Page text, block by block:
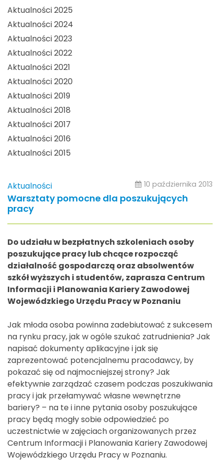
Aktualności 2025
Aktualności 2024
Aktualności 2023
Aktualności 2022
Aktualności 2021
Aktualności 2020
Aktualności 2019
Aktualności 2018
Aktualności 2017
Aktualności 2016
Aktualności 2015
Aktualności 10 października 2013
Warsztaty pomocne dla poszukujących
pracy
Do udziału w bezpłatnych szkoleniach osoby
poszukujące pracy lub chcące rozpocząć
działalność gospodarczą oraz absolwentów
szkół wyższych i studentów, zaprasza Centrum
Informacji i Planowania Kariery Zawodowej
Wojewódzkiego Urzędu Pracy w Poznaniu
Jak młoda osoba powinna zadebiutować z sukcesem
na rynku pracy, jak w ogóle szukać zatrudnienia? Jak
napisać dokumenty aplikacyjne i jak się
zaprezentować potencjalnemu pracodawcy, by
pokazać się od najmocniejszej strony? Jak
efektywnie zarządzać czasem podczas poszukiwania
pracy i jak przełamywać własne wewnętrzne
bariery? – na te i inne pytania osoby poszukujące
pracy będą mogły sobie odpowiedzieć po
uczestnictwie w zajęciach organizowanych przez
Centrum Informacji i Planowania Kariery Zawodowej
Wojewódzkiego Urzędu Pracy w Poznaniu.